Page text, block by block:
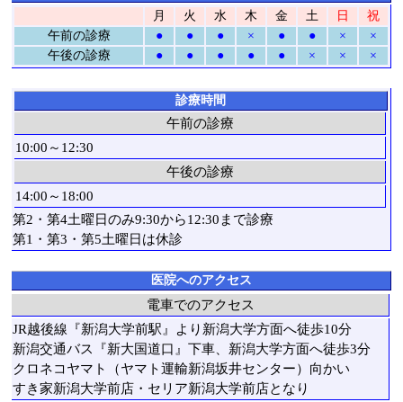
月
火 水 木 金 土 日
祝
午前の診療
● ● ● × ● ● ×
×
午後の診療
● ● ● ● ● × × ×
診療時間
午前の診療
10:00～12:30
午後の診療
14:00～18:00
第2・第4土曜日のみ9:30から12:30まで診療
第1・第3・第5土曜日は休診
医院へのアクセス
電車でのアクセス
JR越後線『新潟大学前駅』より新潟大学方面へ徒歩10分
新潟交通バス『新大国道口』下車、新潟大学方面へ徒歩3分
クロネコヤマト（ヤマト運輸新潟坂井センター）向かい
すき家新潟大学前店・セリア新潟大学前店となり